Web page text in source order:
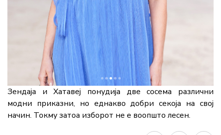
Зендаја и Хатавеј понудија две сосема различни
модни приказни, но еднакво добри секоја на свој
начин. Токму затоа изборот не е воопшто лесен.